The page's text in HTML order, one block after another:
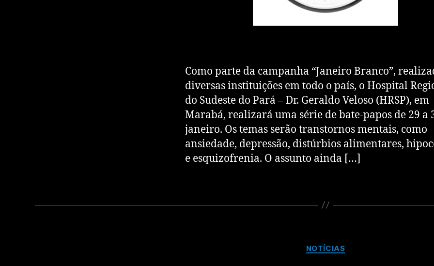
Como parte da campanha “Janeiro Branco”,
diversas instituições em todo o país, o Hospital
do Sudeste do Pará – Dr. Geraldo Veloso (HRSP), em
Marabá, realizará uma série de bate-papos de 29 a
janeiro. Os temas serão transtornos mentais, como
ansiedade, depressão, distúrbios alimentares,
e esquizofrenia. O assunto ainda […]
NOTÍCIAS